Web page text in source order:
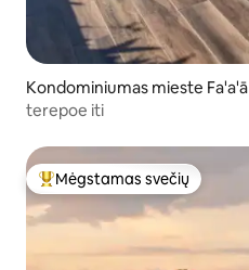
Kondominiumas mieste Fa'a'ā
terepoe iti
Svečių mėgstamiausias
Mėgstamas svečių